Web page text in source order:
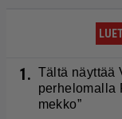
1. Tältä näyttää
perhelomalla
mekko”